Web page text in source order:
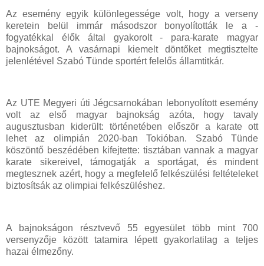
Az esemény egyik különlegessége volt, hogy a verseny
keretein belül immár másodszor bonyolították le a -
fogyatékkal élők által gyakorolt - para-karate magyar
bajnokságot. A vasárnapi kiemelt döntőket megtisztelte
jelenlétével Szabó Tünde sportért felelős államtitkár.
Az UTE Megyeri úti Jégcsarnokában lebonyolított esemény
volt az első magyar bajnokság azóta, hogy tavaly
augusztusban kiderült: történetében először a karate ott
lehet az olimpián 2020-ban Tokióban. Szabó Tünde
köszöntő beszédében kifejtette: tisztában vannak a magyar
karate sikereivel, támogatják a sportágat, és mindent
megtesznek azért, hogy a megfelelő felkészülési feltételeket
biztosítsák az olimpiai felkészüléshez.
A bajnokságon résztvevő 55 egyesület több mint 700
versenyzője között tatamira lépett gyakorlatilag a teljes
hazai élmezőny.